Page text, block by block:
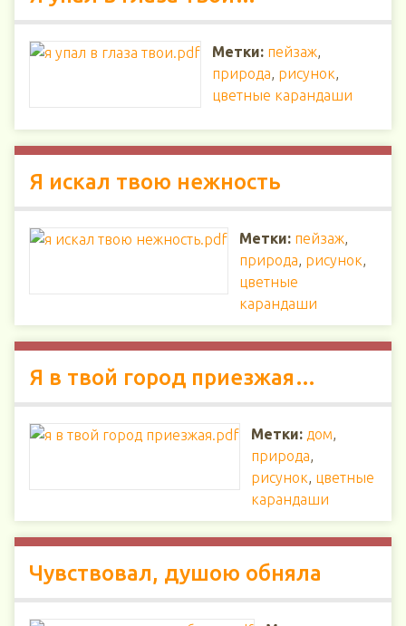
Метки: пейзаж,
природа, рисунок,
цветные карандаши
Я искал твою нежность
Метки: пейзаж,
природа, рисунок,
цветные
карандаши
Я в твой город приезжая…
Метки: дом,
природа,
рисунок, цветные
карандаши
Чувствовал, душою обняла